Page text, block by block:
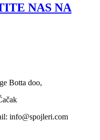
NAS NA
Botta doo,
info@spojleri.com